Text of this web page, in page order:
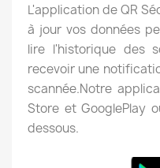
L'application de QR
à jour vos données
lire l'historique des
recevoir une
scannée.Notre
Store et GooglePlay
dessous.